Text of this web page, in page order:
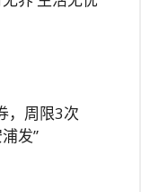
，周限3次
发”